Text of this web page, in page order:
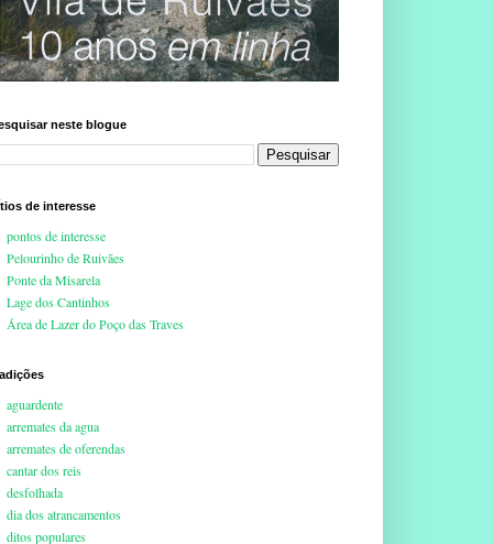
neste blogue
de interesse
pontos de interesse
Pelourinho de Ruivães
Ponte da Misarela
Lage dos Cantinhos
Área de Lazer do Poço das Traves
aguardente
arremates da agua
arremates de oferendas
cantar dos reis
desfolhada
dia dos atrancamentos
ditos populares